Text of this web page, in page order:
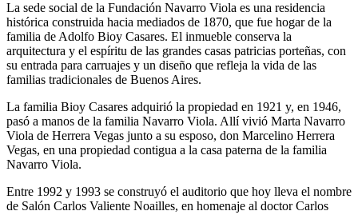
La sede social de la Fundación Navarro Viola es una residencia
histórica construida hacia mediados de 1870, que fue hogar de la
familia de Adolfo Bioy Casares. El inmueble conserva la
arquitectura y el espíritu de las grandes casas patricias porteñas, con
su entrada para carruajes y un diseño que refleja la vida de las
familias tradicionales de Buenos Aires.
La familia Bioy Casares adquirió la propiedad en 1921 y, en 1946,
pasó a manos de la familia Navarro Viola. Allí vivió Marta Navarro
Viola de Herrera Vegas junto a su esposo, don Marcelino Herrera
Vegas, en una propiedad contigua a la casa paterna de la familia
Navarro Viola.
Entre 1992 y 1993 se construyó el auditorio que hoy lleva el nombre
de Salón Carlos Valiente Noailles, en homenaje al doctor Carlos